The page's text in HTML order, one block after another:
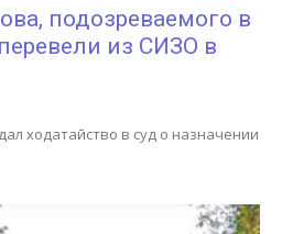
подозреваемого в
из СИЗО в
ходатайство в суд о назначении